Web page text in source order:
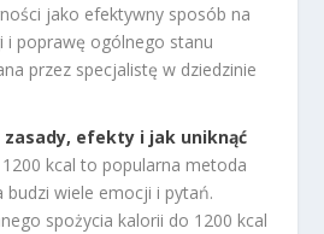
jako efektywny sposób na
i poprawę ogólnego stanu
przez specjalistę w dziedzinie
zasady, efekty i jak uniknąć
kcal to popularna metoda
budzi wiele emocji i pytań.
spożycia kalorii do 1200 kcal